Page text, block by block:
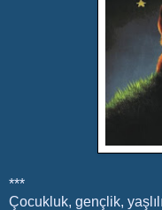
***
Çocukluk, gençlik,